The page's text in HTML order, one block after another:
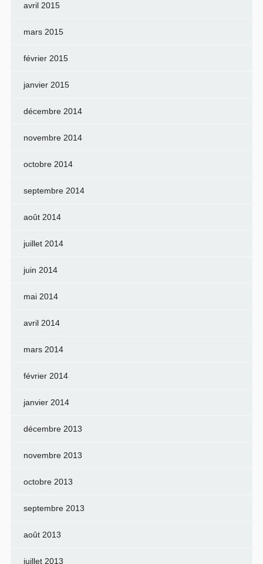
avril 2015
mars 2015
février 2015
janvier 2015
décembre 2014
novembre 2014
octobre 2014
septembre 2014
août 2014
juillet 2014
juin 2014
mai 2014
avril 2014
mars 2014
février 2014
janvier 2014
décembre 2013
novembre 2013
octobre 2013
septembre 2013
août 2013
juillet 2013